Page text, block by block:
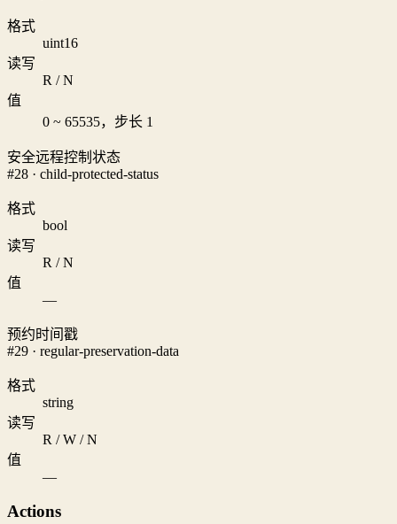
格式
uint16
读写
R / N
值
0 ~ 65535，步长 1
安全远程控制状态
#28 · child-protected-status
格式
bool
读写
R / N
值
—
预约时间戳
#29 · regular-preservation-data
格式
string
读写
R / W / N
值
—
Actions